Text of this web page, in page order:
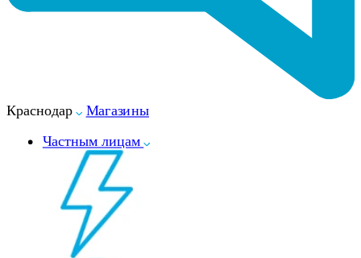
Краснодар
Магазины
Частным лицам